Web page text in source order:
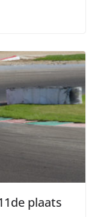
plaats